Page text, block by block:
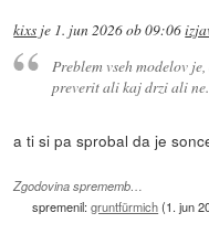
kixs je 1. jun 2026 ob 09:06
Preblem vseh modelov
preverit ali kaj drzi ali
a ti si pa sprobal da je
Zgodovina sprememb…
spremenil:gruntfürmich(1. jun